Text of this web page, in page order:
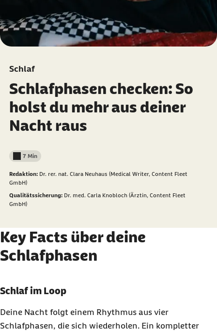
Schlaf
Schlafphasen checken: So
holst du mehr aus deiner
Nacht raus
Lesedauer weniger als
7 Min
Redaktion: Dr. rer. nat. Clara Neuhaus (Medical Writer, Content Fleet
GmbH)
Qualitätssicherung: Dr. med. Carla Knobloch (Ärztin, Content Fleet
GmbH)
Key Facts über deine
Schlafphasen
Karussell mit 3 Elementen
Element 1 von 3
Schlaf im Loop
Deine Nacht folgt einem Rhythmus aus vier
Schlafphasen, die sich wiederholen. Ein kompletter